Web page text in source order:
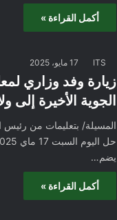
أكمل القراءة »
ITS 17 مايو، 2025
زيارة وفد وزاري
الجوية الأخيرة إلى
المسيلة/ بتعليمات من رئيس
يضم…
أكمل القراءة »